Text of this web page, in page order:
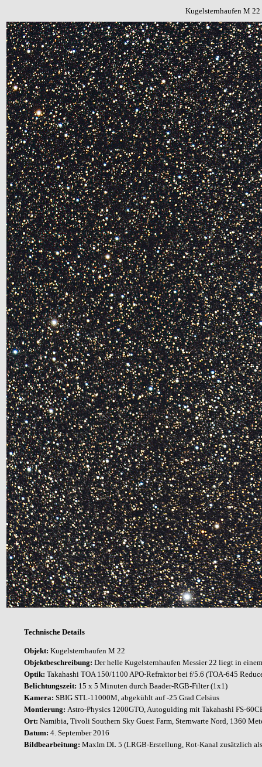
Kugelsternhaufen M 22
Technische Details
Objekt: Kugelsternhaufen M 22
Objektbeschreibung: Der helle Kugelsternhaufen Messier 22 liegt in
Optik: Takahashi TOA 150/1100 APO-Refraktor bei f/5.6 (TOA-645
Belichtungszeit: 15 x 5 Minuten durch Baader-RGB-Filter (1x1)
Kamera: SBIG STL-11000M, abgekühlt auf -25 Grad Celsius
Montierung: Astro-Physics 1200GTO, Autoguiding mit Takahashi FS-
Ort: Namibia, Tivoli Southern Sky Guest Farm, Sternwarte Nord, 1360
Datum: 4. September 2016
Bildbearbeitung: MaxIm DL 5 (LRGB-Erstellung, Rot-Kanal zusätzlich